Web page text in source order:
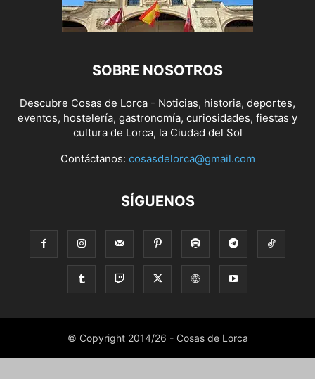
SOBRE NOSOTROS
Descubre Cosas de Lorca - Noticias, historia, deportes,
eventos, hostelería, gastronomía, curiosidades, fiestas y
cultura de Lorca, la Ciudad del Sol
Contáctanos: cosasdelorca@gmail.com
SÍGUENOS
© Copyright 2014/26 - Cosas de Lorca